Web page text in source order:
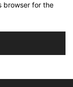
browser for the